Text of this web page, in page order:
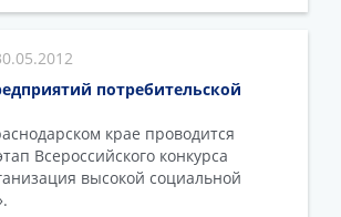
потребительской
крае проводится
Всероссийского конкурса
высокой социальной